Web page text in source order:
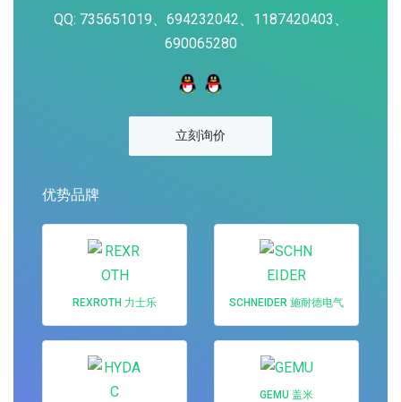
QQ: 735651019、694232042、1187420403、
690065280
立刻询价
优势品牌
REXROTH 力士乐 SCHNEIDER 施耐德电气
GEMU 盖米